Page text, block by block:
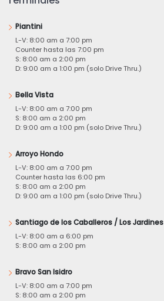
Piantini
L-V: 8:00 am a 7:00 pm
Counter hasta las 7:00 pm
S: 8:00 am a 2:00 pm
D: 9:00 am a 1:00 pm (solo Drive Thru.)
Bella Vista
L-V: 8:00 am a 7:00 pm
S: 8:00 am a 2:00 pm
D: 9:00 am a 1:00 pm (solo Drive Thru.)
Arroyo Hondo
L-V: 8:00 am a 7:00 pm
Counter hasta las 6:00 pm
S: 8:00 am a 2:00 pm
D: 9:00 am a 1:00 pm (solo Drive Thru.)
Santiago de los Caballeros / Los Jardines
L-V: 8:00 am a 6:00 pm
S: 8:00 am a 2:00 pm
Bravo San Isidro
L-V: 8:00 am a 7:00 pm
S: 8:00 am a 2:00 pm